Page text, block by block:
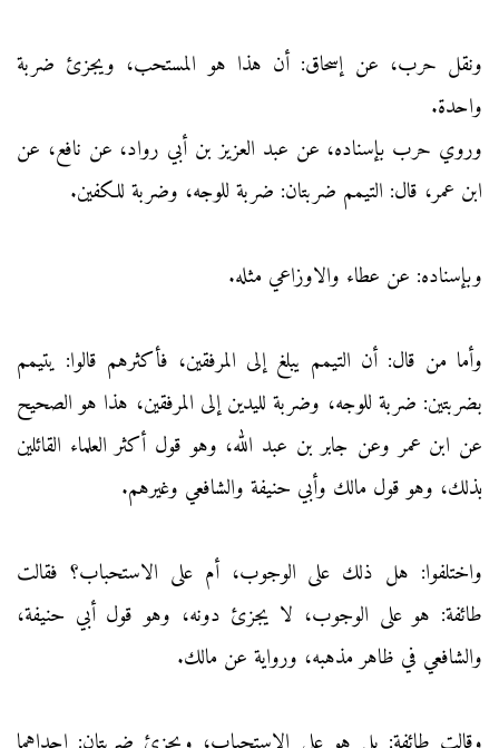
ونقل حرب، عن إسحاق: أن هذا هو المستحب، ويجزئ ضربة
واحدة.
وروي حرب بإسناده، عن عبد العزيز بن أبي رواد، عن نافع، عن
ابن عمر، قال: التيمم ضربتان: ضربة للوجه، وضربة للكفين.
وبإسناده: عن عطاء والاوزاعي مثله.
وأما من قال: أن التيمم يبلغ إلى المرفقين، فأكثرهم قالوا: يتيمم
بضربتين: ضربة للوجه، وضربة لليدين إلى المرفقين، هذا هو الصحيح
عن ابن عمر وعن جابر بن عبد الله، وهو قول أكثر العلماء القائلين
بذلك، وهو قول مالك وأبي حنيفة والشافعي وغيرهم.
واختلفوا: هل ذلك على الوجوب، أم على الاستحباب؟ فقالت
طائفة: هو على الوجوب، لا يجزئ دونه، وهو قول أبي حنيفة،
والشافعي في ظاهر مذهبه، ورواية عن مالك.